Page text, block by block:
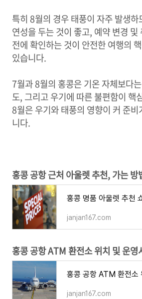
특히 8월의 경우 태풍이 자주 발생
연성을 두는 것이 좋고, 예약 변경 및
전에 확인하는 것이 안전한 여행의
있습니다.
7월과 8월의 홍콩은 기온 자체보다
도, 그리고 우기에 따른 불편함이 핵
8월은 우기와 태풍의 영향이 커 준
니다.
홍콩 공항 근처 아울렛 추천, 가는 방
janjan167.com
홍콩 공항 ATM 환전소 위치 및 운영
janjan167.com